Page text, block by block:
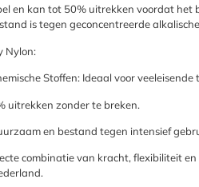
en kan tot 50% uitrekken voordat
is tegen geconcentreerde
Nylon:
Stoffen: Ideaal voor veeleisende
uitrekken zonder te breken.
en bestand tegen intensief
combinatie van kracht, flexibiliteit